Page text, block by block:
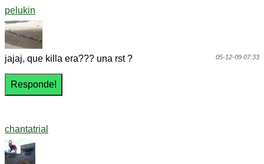
pelukin
05-12-09 07:33
jajaj, que killa era??? una rst ?
chantatrial